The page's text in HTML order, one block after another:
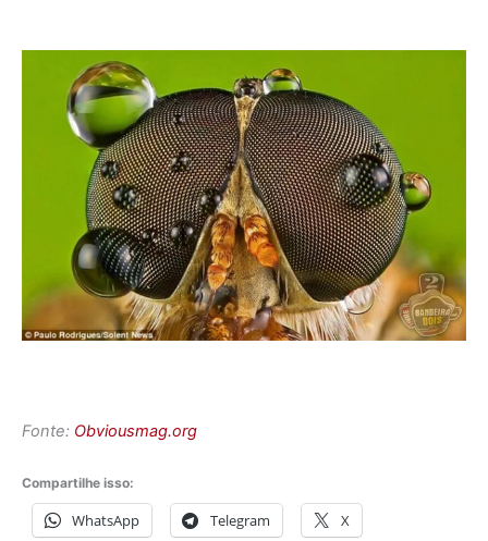
Fonte: Obviousmag.org
Compartilhe isso:
WhatsApp Telegram X